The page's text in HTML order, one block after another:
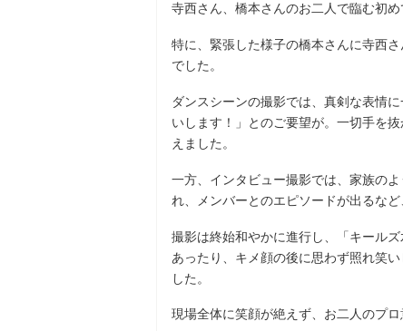
寺西さん、橋本さんのお二人で臨む初
特に、緊張した様子の橋本さんに寺西
でした。
ダンスシーンの撮影では、真剣な表情
いします！」とのご要望が。一切手を
えました。
一方、インタビュー撮影では、家族の
れ、メンバーとのエピソードが出るな
撮影は終始和やかに進行し、「キール
あったり、キメ顔の後に思わず照れ笑
した。
現場全体に笑顔が絶えず、お二人のプロ